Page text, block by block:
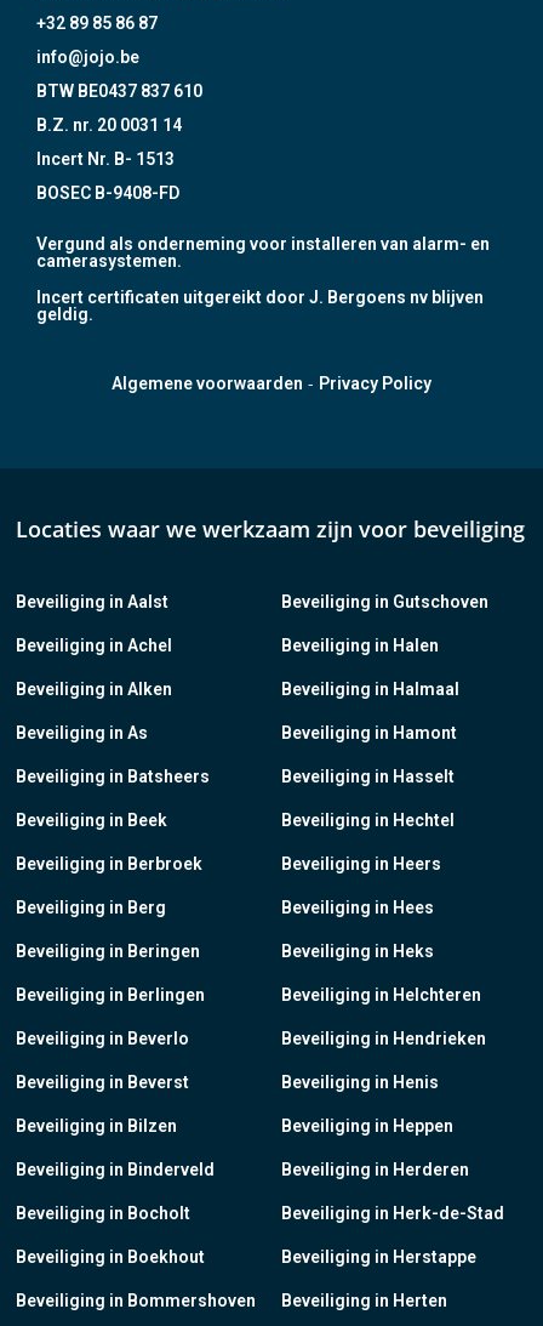
+32 89 85 86 87
info@jojo.be
BTW BE0437 837 610
B.Z. nr. 20 0031 14
Incert Nr. B- 1513
BOSEC B-9408-FD
Vergund als onderneming voor installeren van alarm- en
camerasystemen.
Incert certificaten uitgereikt door J. Bergoens nv blijven
geldig.
Algemene voorwaarden - Privacy Policy
Locaties waar we werkzaam zijn voor beveiliging
Beveiliging in Aalst
Beveiliging in Achel
Beveiliging in Alken
Beveiliging in As
Beveiliging in Batsheers
Beveiliging in Beek
Beveiliging in Berbroek
Beveiliging in Berg
Beveiliging in Beringen
Beveiliging in Berlingen
Beveiliging in Beverlo
Beveiliging in Beverst
Beveiliging in Bilzen
Beveiliging in Binderveld
Beveiliging in Bocholt
Beveiliging in Boekhout
Beveiliging in Bommershoven
Beveiliging in Gutschoven
Beveiliging in Halen
Beveiliging in Halmaal
Beveiliging in Hamont
Beveiliging in Hasselt
Beveiliging in Hechtel
Beveiliging in Heers
Beveiliging in Hees
Beveiliging in Heks
Beveiliging in Helchteren
Beveiliging in Hendrieken
Beveiliging in Henis
Beveiliging in Heppen
Beveiliging in Herderen
Beveiliging in Herk-de-Stad
Beveiliging in Herstappe
Beveiliging in Herten